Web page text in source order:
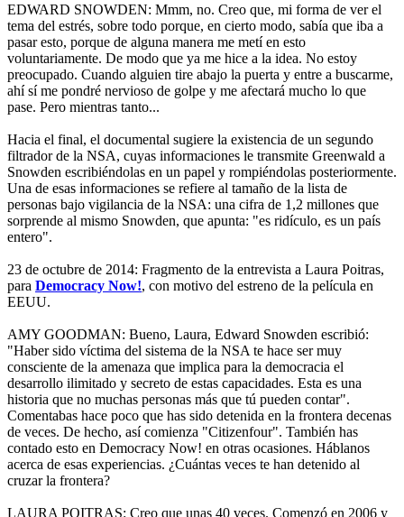
EDWARD SNOWDEN: Mmm, no. Creo que, mi forma de ver el
tema del estrés, sobre todo porque, en cierto modo, sabía que iba a
pasar esto, porque de alguna manera me metí en esto
voluntariamente. De modo que ya me hice a la idea. No estoy
preocupado. Cuando alguien tire abajo la puerta y entre a buscarme,
ahí sí me pondré nervioso de golpe y me afectará mucho lo que
pase. Pero mientras tanto...
Hacia el final, el documental sugiere la existencia de un segundo
filtrador de la NSA, cuyas informaciones le transmite Greenwald a
Snowden escribiéndolas en un papel y rompiéndolas posteriormente.
Una de esas informaciones se refiere al tamaño de la lista de
personas bajo vigilancia de la NSA: una cifra de 1,2 millones que
sorprende al mismo Snowden, que apunta: "es ridículo, es un país
entero".
23 de octubre de 2014: Fragmento de la entrevista a Laura Poitras,
para Democracy Now!, con motivo del estreno de la película en
EEUU.
AMY GOODMAN: Bueno, Laura, Edward Snowden escribió:
"Haber sido víctima del sistema de la NSA te hace ser muy
consciente de la amenaza que implica para la democracia el
desarrollo ilimitado y secreto de estas capacidades. Esta es una
historia que no muchas personas más que tú pueden contar".
Comentabas hace poco que has sido detenida en la frontera decenas
de veces. De hecho, así comienza "Citizenfour". También has
contado esto en Democracy Now! en otras ocasiones. Háblanos
acerca de esas experiencias. ¿Cuántas veces te han detenido al
cruzar la frontera?
LAURA POITRAS: Creo que unas 40 veces. Comenzó en 2006 y